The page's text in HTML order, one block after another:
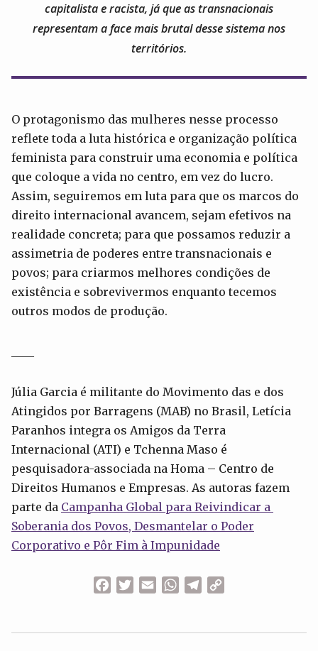
capitalista e racista, já que as transnacionais
representam a face mais brutal desse sistema nos
territórios.
O protagonismo das mulheres nesse processo
reflete toda a luta histórica e organização política
feminista para construir uma economia e política
que coloque a vida no centro, em vez do lucro.
Assim, seguiremos em luta para que os marcos do
direito internacional avancem, sejam efetivos na
realidade concreta; para que possamos reduzir a
assimetria de poderes entre transnacionais e
povos; para criarmos melhores condições de
existência e sobrevivermos enquanto tecemos
outros modos de produção.
Júlia Garcia é militante do Movimento das e dos
Atingidos por Barragens (MAB) no Brasil, Letícia
Paranhos integra os Amigos da Terra
Internacional (ATI) e Tchenna Maso é
pesquisadora-associada na Homa – Centro de
Direitos Humanos e Empresas. As autoras fazem
parte da Campanha Global para Reivindicar a
Soberania dos Povos, Desmantelar o Poder
Corporativo e Pôr Fim à Impunidade
FacebookTwitterEmailWhatsApp
Telegram